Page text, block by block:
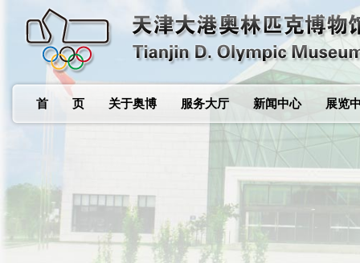
首 页 关于奥博 服务大厅 新闻中心 展览